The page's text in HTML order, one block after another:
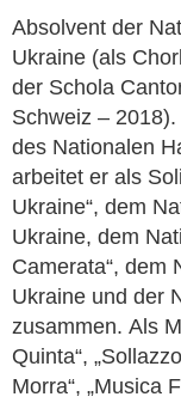
Absolvent der
Ukraine (als
der Schola
Schweiz – 2018).
des Nationalen
arbeitet er als
Ukraine“, dem
Ukraine, dem
Camerata“, dem
Ukraine und der
zusammen. Als
Quinta“,
Morra“, „Musica